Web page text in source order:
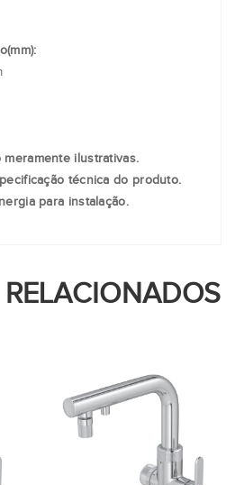
meramente ilustrativas.
técnica do produto.
para instalação.